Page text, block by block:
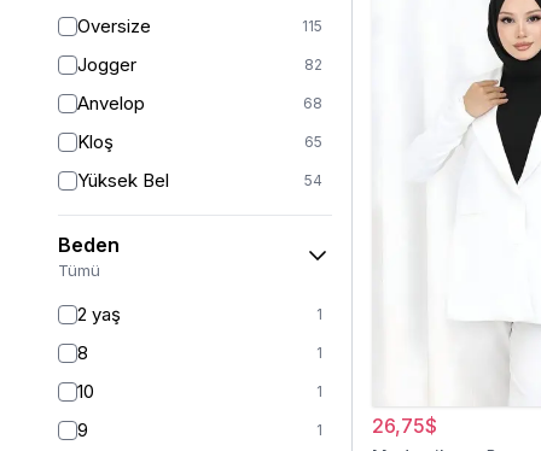
Oversize 115
Jogger 82
Anvelop 68
Kloş 65
Yüksek Bel 54
Geniş Paça 40
Palazzo 27
Beden
Tümü
2 yaş 1
8 1
10 1
9 1 26,75$